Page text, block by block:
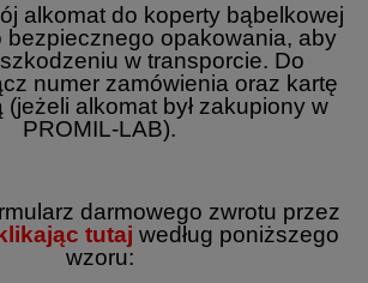
alkomat do koperty bąbelkowej
bezpiecznego opakowania, aby
w transporcie. Do
numer zamówienia oraz kartę
alkomat był zakupiony w
PROMIL-LAB).
darmowego zwrotu przez
tutaj według poniższego
wzoru: